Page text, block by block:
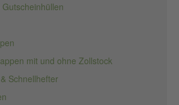
mit und ohne Zollstock
Schnellhefter